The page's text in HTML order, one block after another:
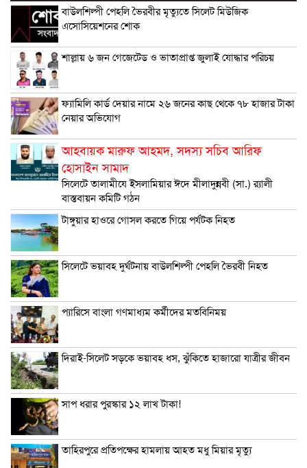
বাউলশিল্পী পেহলি ভৈরবীর মৃত্যুতে সিলেট মিউজিক
এসোসিয়েশনের শোক
শাল্লায় ৬ জন গেজেটেড ও ভাতাপ্রাপ্ত জুলাই যোদ্ধার পরিচয়
ফ্যামিলি কার্ড দেয়ার নামে ২৬ জনের কাছ থেকে ৭৮ হাজার টাকা
নেয়ার অভিযোগ
আহবায়ক মারুফ আহমদ, সদস্য সচিব আরিফ
হোসাইন সামাদ
সিলেটে তালামীযে ইসলামিয়ার ঈদে মীলাদুন্নবী (সা.) র‌্যালী
বাস্তবায়ন কমিটি গঠন
টাঙ্গুয়ার হাওরে গোসল করতে গিয়ে পর্যটক নিহত
সিলেটে ভয়াবহ দুর্ঘটনায় বাউলশিল্পী পেহলি ভৈরবী নিহত
প্যারিসে বাংলা গণমাধ্যম কর্মীদের মতবিনিময়
দিরাই-সিলেট সড়কে ভয়াবহ ধস, ঝুঁকিতে হাজারো যাত্রীর জীবন
সাপ ধরার পুরস্কার ১২ লাখ টাকা!
তাহিরপুরে প্রতিপক্ষের হামলায় আহত মধু মিয়ার মৃত্যু